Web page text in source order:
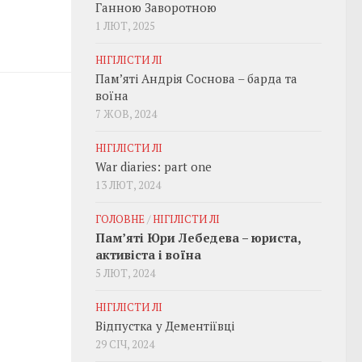
Ганною Заворотною
1 ЛЮТ, 2025
НІГІЛІСТИ ЛІ
Пам’яті Андрія Соснова – барда та
воїна
7 ЖОВ, 2024
НІГІЛІСТИ ЛІ
War diaries: part one
13 ЛЮТ, 2024
ГОЛОВНЕ/НІГІЛІСТИ ЛІ
Пам’яті Юри Лебедева – юриста,
активіста і воїна
5 ЛЮТ, 2024
НІГІЛІСТИ ЛІ
Відпустка у Дементіївці
29 СІЧ, 2024